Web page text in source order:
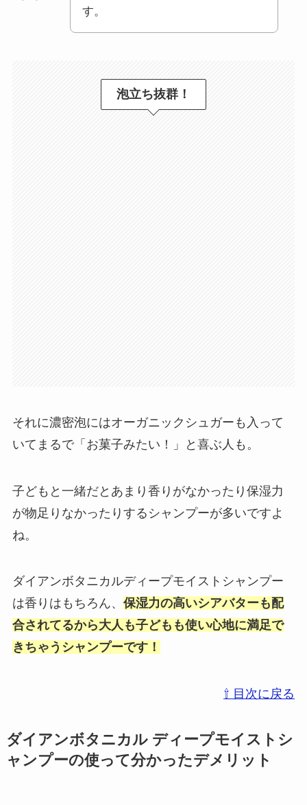
す。
泡立ち抜群！
それに濃密泡にはオーガニックシュガーも入って
いてまるで「お菓子みたい！」と喜ぶ人も。
子どもと一緒だとあまり香りがなかったり保湿力
が物足りなかったりするシャンプーが多いですよ
ね。
ダイアンボタニカルディープモイストシャンプー
は香りはもちろん、 保湿力の高いシアバターも配
合されてるから大人も子どもも使い心地に満足で
きちゃうシャンプーです！
⇧ 目次に戻る
ダイアンボタニカル ディープモイストシ
ャンプーの使って分かったデメリット